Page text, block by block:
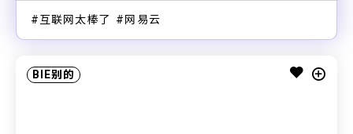
互联网太棒了 网易云
BIE别的